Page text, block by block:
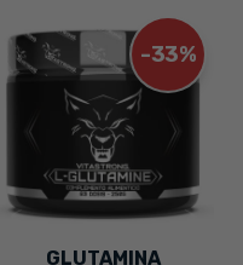
-33%
GLUTAMINA